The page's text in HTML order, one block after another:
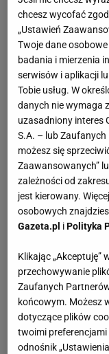
chcesz wycofać
„Ustawień
Twoje dane
badania i mierzenia
serwisów i aplikacji
Tobie usług. W
danych nie wymaga
uzasadniony interes
S.A. – lub
możesz się
Zaawansowanych”
zależności od
jest kierowany.
osobowych
Gazeta.pl iPolityka
Klikając „Akceptuję”
przechowywanie
Zaufanych
końcowym. Możesz
dotyczące plików
twoimi
odnośnik